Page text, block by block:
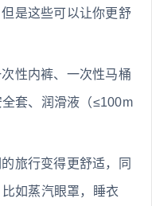
是这些可以让你更舒
性内裤、一次性马桶
套、润滑液（≤100m
旅行变得更舒适，同
如蒸汽眼罩，睡衣